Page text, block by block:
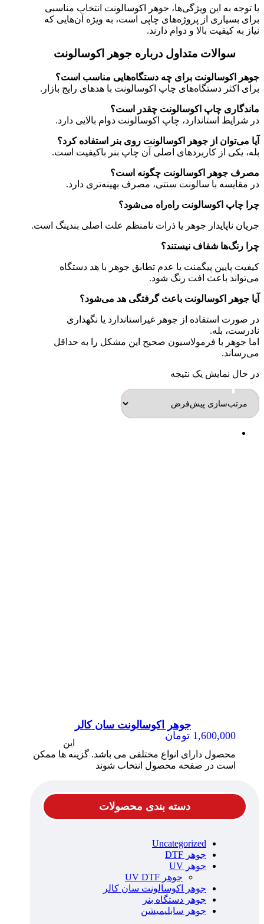
با توجه به این ویژگی‌ها، جوهر اکوسالونت انتخاب مناسبی
برای بسیاری از پروژه‌های چاپی است، به ویژه آن‌هایی که
نیاز به کیفیت بالا و دوام دارند.
سوالات متداول درباره جوهر اکوسالونت
جوهر اکوسالونت برای چه دستگاه‌هایی مناسب است؟
برای اکثر دستگاه‌های چاپ اکوسالونت با هدهای رایج بازار.
ماندگاری چاپ اکوسالونت چقدر است؟
در شرایط استاندارد، چاپ اکوسالونت دوام بالایی دارد.
آیا می‌توان از جوهر اکوسالونت روی بنر استفاده کرد؟
بله، یکی از کاربردهای اصلی آن چاپ بنر باکیفیت است.
مصرف جوهر اکوسالونت چگونه است؟
در مقایسه با سالونت سنتی، مصرف بهینه‌تری دارد.
چرا چاپ اکوسالونت راه‌راه می‌شود؟
جریان ناپایدار جوهر یا ذرات نامنظم علت اصلی بندینگ است.
چرا رنگ‌ها شفاف نیستند؟
کیفیت پایین پیگمنت یا عدم تطابق جوهر با هد دستگاه
می‌تواند باعث افت رنگ شود.
آیا جوهر اکوسالونت باعث گرفتگی هد می‌شود؟
در صورت استفاده از جوهر غیراستاندارد یا نگهداری
نادرست، بله.
اما جوهر با فرمولاسیون صحیح این مشکل را به حداقل
می‌رساند.
در حال نمایش یک نتیجه
جوهر اکوسالونت سان کالر
1,600,000 تومان
این
محصول دارای انواع مختلفی می باشد. گزینه ها ممکن
است در صفحه محصول انتخاب شوند
دسته بندی محصولات
Uncategorized
جوهر DTF
جوهر UV
جوهر UV DTF
جوهر اکوسالونت سان کالر
جوهر دستگاه بنر
جوهر سابلیمیشن